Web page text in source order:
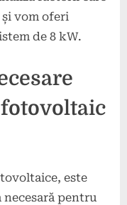
vom oferi
de 8 kW.
este
pentru